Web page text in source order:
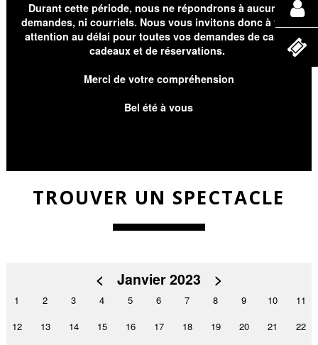
Durant cette période, nous ne répondrons à aucunes
demandes, ni courriels. Nous vous invitons donc à faire
attention au délai pour toutes vos demandes de cartes
cadeaux et de réservations.
Merci de votre compréhension
Bel été à vous
TROUVER UN SPECTACLE
< Janvier 2023 >
1 2 3 4 5 6 7 8 9 10
11
12
13 14 15 16 17 18 19 20 21
22